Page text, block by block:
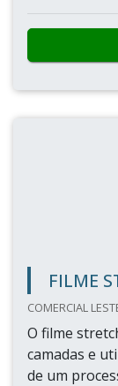
FILME
COMERCIAL
O filme
camadas e
de um